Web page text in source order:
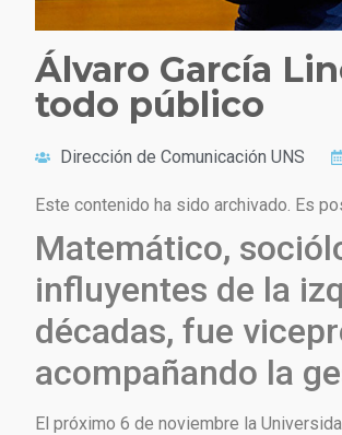
Álvaro García
todo público
Dirección de Comunicación UNS
Este contenido ha sido archivado. Es
Matemático,
influyentes de la
décadas, fue
acompañando la
El próximo 6 de noviembre la